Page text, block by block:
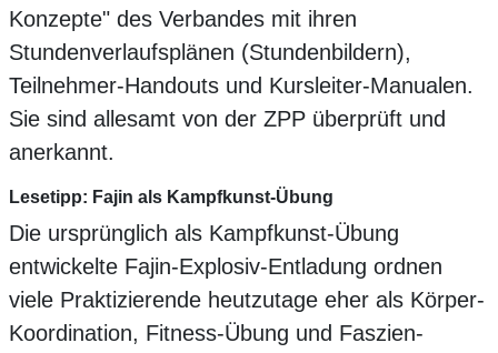
Konzepte" des Verbandes mit ihren
Stundenverlaufsplänen (Stundenbildern),
Teilnehmer-Handouts und Kursleiter-Manualen.
Sie sind allesamt von der ZPP überprüft und
anerkannt.
Lesetipp: Fajin als Kampfkunst-Übung
Die ursprünglich als Kampfkunst-Übung
entwickelte Fajin-Explosiv-Entladung ordnen
viele Praktizierende heutzutage eher als Körper-
Koordination, Fitness-Übung und Faszien-